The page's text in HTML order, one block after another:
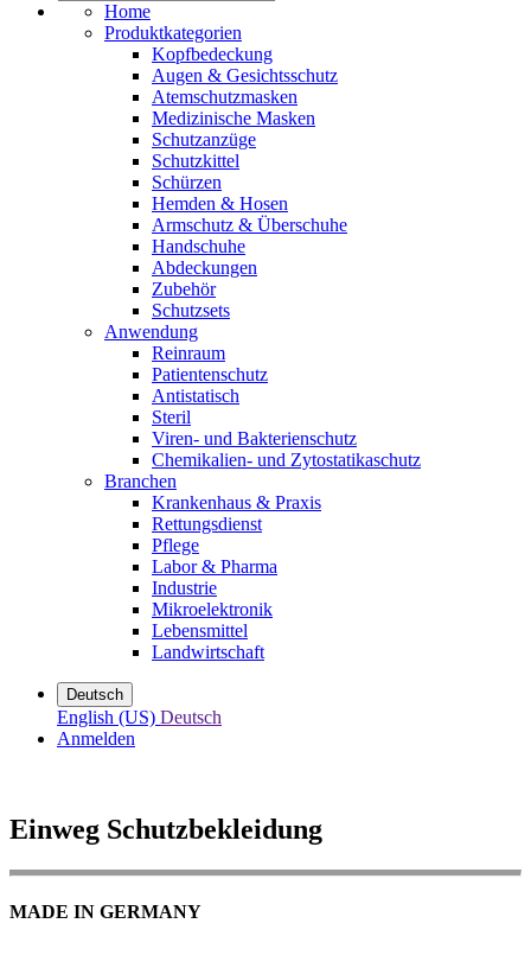
Home
Produktkategorien
Kopfbedeckung
Augen & Gesichtsschutz
Atemschutzmasken
Medizinische Masken
Schutzanzüge
Schutzkittel
Schürzen
Hemden & Hosen
Armschutz & Überschuhe
Handschuhe
Abdeckungen
Zubehör
Schutzsets
Anwendung
Reinraum
Patientenschutz
Antistatisch
Steril
Viren- und Bakterienschutz
Chemikalien- und Zytostatikaschutz
Branchen
Krankenhaus & Praxis
Rettungsdienst
Pflege
Labor & Pharma
Industrie
Mikroelektronik
Lebensmittel
Landwirtschaft
Deutsch
English (US) Deutsch
Anmelden
Einweg Schutzbekleidung
MADE IN GERMANY